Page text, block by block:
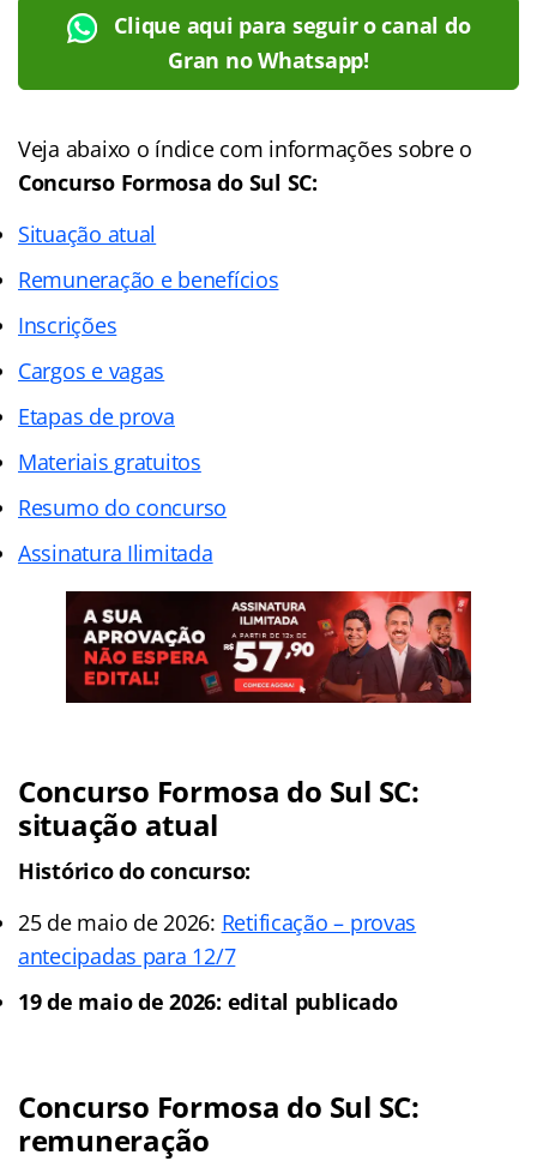
Clique aqui para seguir o canal do
Gran no Whatsapp!
Veja abaixo o índicecom informações sobre o
Concurso Formosa do Sul SC:
Situação atual
Remuneração e benefícios
Inscrições
Cargos e vagas
Etapas de prova
Materiais gratuitos
Resumo do concurso
Assinatura Ilimitada
Concurso Formosa do Sul SC:
situação atual
Histórico do concurso:
25 de maio de 2026: Retificação – provas
antecipadas para 12/7
19 de maio de 2026: edital publicado
Concurso Formosa do Sul SC:
remuneração